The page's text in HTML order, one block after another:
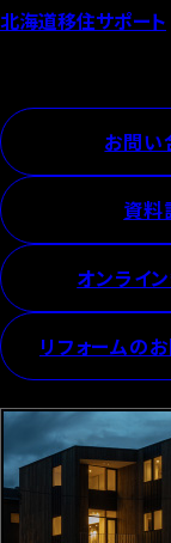
北海道移住サポート
お問い
資料
オンライ
リフォームの